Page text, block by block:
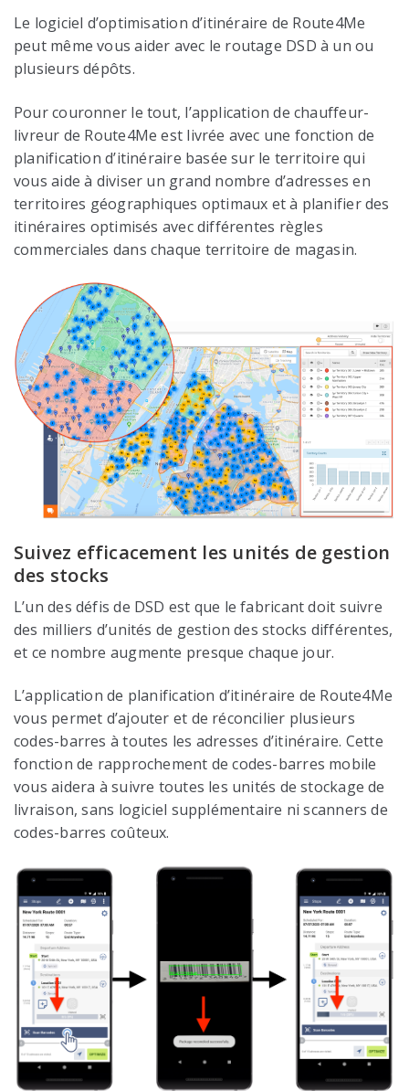
Le logiciel d’optimisation d’itinéraire de Route4Me
peut même vous aider avec le routage DSD à un ou
plusieurs dépôts.
Pour couronner le tout, l’application de chauffeur-
livreur de Route4Me est livrée avec une fonction de
planification d’itinéraire basée sur le territoire qui
vous aide à diviser un grand nombre d’adresses en
territoires géographiques optimaux et à planifier des
itinéraires optimisés avec différentes règles
commerciales dans chaque territoire de magasin.
Suivez efficacement les unités de gestion
des stocks
L’un des défis de DSD est que le fabricant doit suivre
des milliers d’unités de gestion des stocks différentes,
et ce nombre augmente presque chaque jour.
L’application de planification d’itinéraire de Route4Me
vous permet d’ajouter et de réconcilier plusieurs
codes-barres à toutes les adresses d’itinéraire. Cette
fonction de rapprochement de codes-barres mobile
vous aidera à suivre toutes les unités de stockage de
livraison, sans logiciel supplémentaire ni scanners de
codes-barres coûteux.